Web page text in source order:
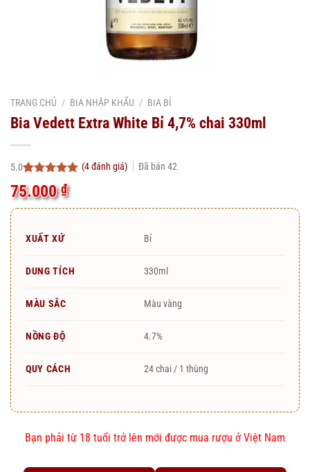
TRANG CHỦ / BIA NHẬP KHẨU / BIA BỈ
Bia Vedett Extra White Bỉ 4,7% chai 330ml
5.0
5.0trên 5
dựa trên
4
đánh giá
(4đánh giá) Đã bán 42
75.000₫
XUẤT XỨ Bỉ
DUNG TÍCH 330ml
MÀU SẮC Màu vàng
NỒNG ĐỘ 4.7%
QUY CÁCH 24 chai / 1 thùng
Bạn phải từ 18 tuổi trở lên mới được mua rượu ở Việt Nam